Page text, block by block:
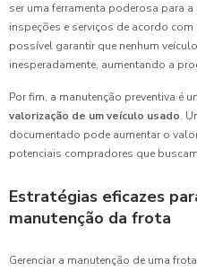
ser uma ferramenta poderosa para
inspeções e serviços de acordo
possível garantir que nenhum
inesperadamente, aumentando a
Por fim, a manutenção preventiva é
valorização de um veículo usado.
documentado pode aumentar o
potenciais compradores que
Estratégias eficazes
manutenção da frota
Gerenciar a manutenção de uma